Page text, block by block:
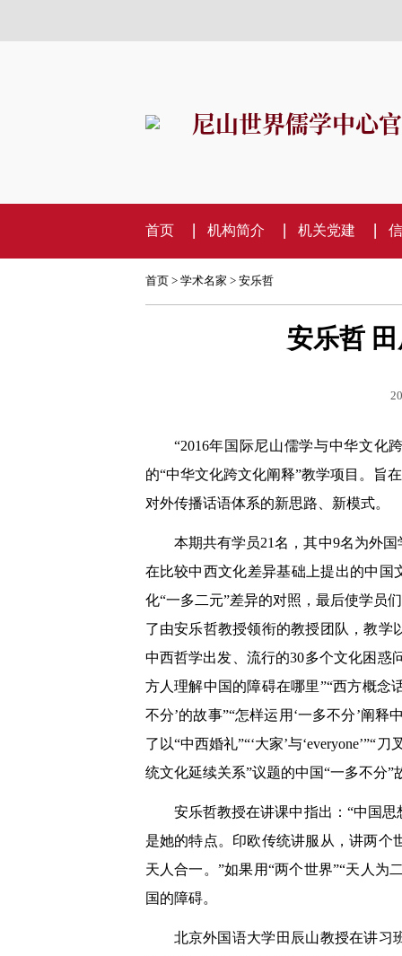
尼山世界儒学中心
首页 机构简介 机关党建
首页> 学术名家 > 安乐哲
安乐哲
“2016年国际尼山儒学与中华文化
的“中华文化跨文化阐释”教学项目。旨
对外传播话语体系的新思路、新模式。
本期共有学员21名，其中9名为外
在比较中西文化差异基础上提出的中国
化“一多二元”差异的对照，最后使学员
了由安乐哲教授领衔的教授团队，教
中西哲学出发、流行的30多个文化困惑
方人理解中国的障碍在哪里”“西方概念
不分’的故事”“怎样运用‘一多不分’阐
了以“中西婚礼”“‘大家’与‘everyone’”“
统文化延续关系”议题的中国“一多不分
安乐哲教授在讲课中指出：“中国
是她的特点。印欧传统讲服从，讲两
天人合一。”如果用“两个世界”“天人为
国的障碍。
北京外国语大学田辰山教授在讲习